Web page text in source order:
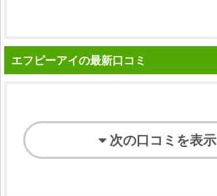
エフピーアイの最新口コミ
次の口コミを表示